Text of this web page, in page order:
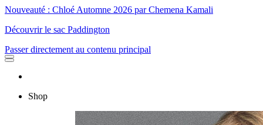
Nouveauté : Chloé Automne 2026 par Chemena Kamali
Découvrir le sac Paddington
Passer directement au contenu principal
Shop